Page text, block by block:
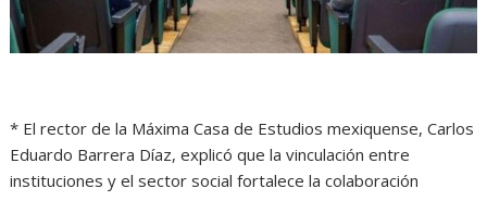
* El rector de la Máxima Casa de Estudios mexiquense, Carlos
Eduardo Barrera Díaz, explicó que la vinculación entre
instituciones y el sector social fortalece la colaboración